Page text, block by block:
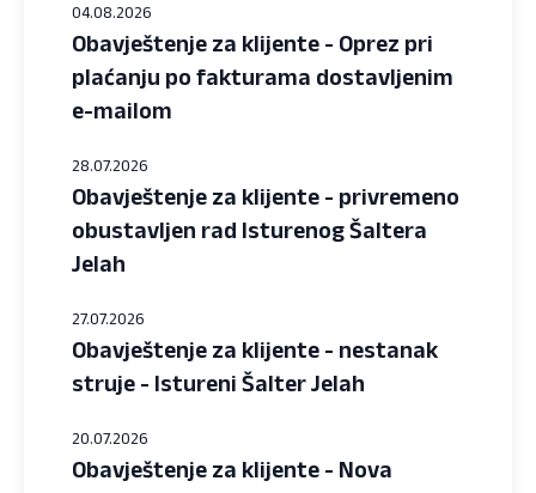
04.08.2026
Obavještenje za klijente - Oprez pri
plaćanju po fakturama dostavljenim
e-mailom
28.07.2026
Obavještenje za klijente - privremeno
obustavljen rad Isturenog Šaltera
Jelah
27.07.2026
Obavještenje za klijente - nestanak
struje - Istureni Šalter Jelah
20.07.2026
Obavještenje za klijente - Nova